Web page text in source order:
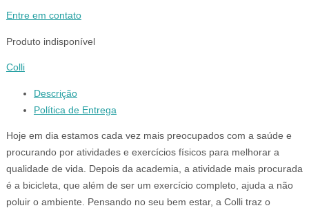
Entre em contato
Produto indisponível
Colli
Descrição
Política de Entrega
Hoje em dia estamos cada vez mais preocupados com a saúde e
procurando por atividades e exercícios físicos para melhorar a
qualidade de vida. Depois da academia, a atividade mais procurada
é a bicicleta, que além de ser um exercício completo, ajuda a não
poluir o ambiente. Pensando no seu bem estar, a Colli traz o